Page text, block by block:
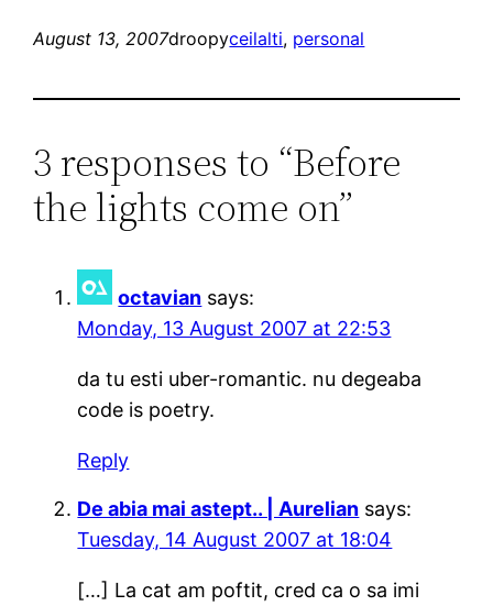
August 13, 2007droopyceilalti, personal
3 responses to “Before
the lights come on”
octavian says:
Monday, 13 August 2007 at 22:53
da tu esti uber-romantic. nu degeaba
code is poetry.
Reply
De abia mai astept.. | Aurelian says:
Tuesday, 14 August 2007 at 18:04
[…] La cat am poftit, cred ca o sa imi